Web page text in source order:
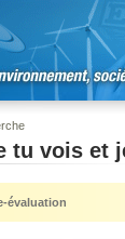
tu vois et
évaluation